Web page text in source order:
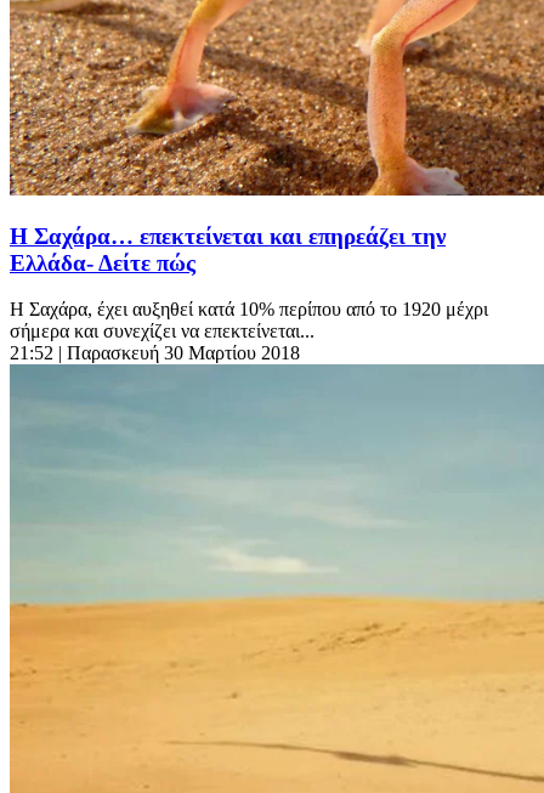
Η Σαχάρα… επεκτείνεται και επηρεάζει την
Ελλάδα- Δείτε πώς
Η Σαχάρα, έχει αυξηθεί κατά 10% περίπου από το 1920 μέχρι
σήμερα και συνεχίζει να επεκτείνεται...
21:52 | Παρασκευή 30 Μαρτίου 2018